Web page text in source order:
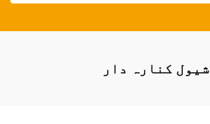
شیول کنارہ دار